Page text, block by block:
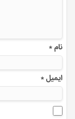
نام*
ایمیل*